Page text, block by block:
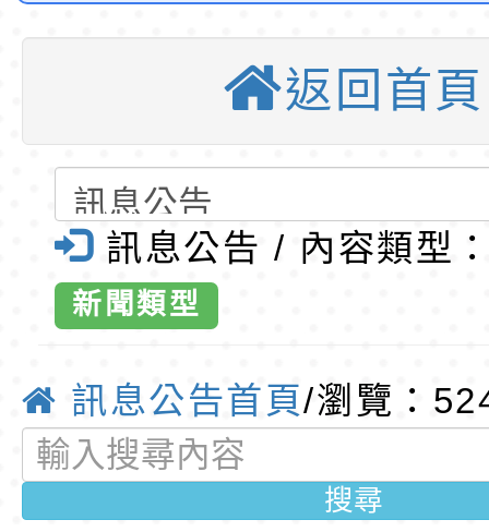
走」動畫影片
員健康講座「吃得安
心」，請退休同仁踴
清華光罩教學專業論
動時代中的好老師：
教師韌性
轉環境部「淨零綠領
轉農業部桃園區農業
「115年食農教育專
訓練課程」，歡迎已
育專業人員資格者報
錄取公告-桃園市桃
民小學115學年度「
理人員」甄選
東門國小115學年度
梯特教代課教師甄選
公告(尚有缺額)
東門國小115學年度
梯特教代課教師甄選
公告(尚有缺額)
東門國小115學年度
梯特教代理教師甄選
公告(尚有缺額)
特殊教育學生及幼兒
明手冊(修訂版)與學
轉知臺中市政府政風
光城市手牽手，綠能
本府115年70歲以上
聰明消費逗
嘉年華」活
東門國小全球
優質教
返回首頁
訊息公告 / 內容類型
新聞類型
訊息公告首頁/瀏覽：
搜尋